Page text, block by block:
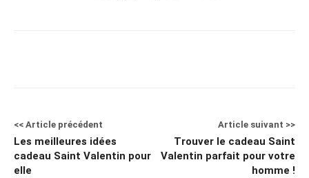
<< Article précédent
Les meilleures idées
cadeau Saint Valentin pour
elle
Article suivant >>
Trouver le cadeau Saint
Valentin parfait pour votre
homme !